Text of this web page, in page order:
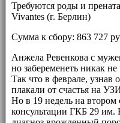
Требуются роды и
Vivantes (г. Берлин)
Сумма к сбору: 863 727
Анжела Ревенкова с
но забеременеть никак не
Так что в феврале, узнав
плакали от счастья на
Но в 19 недель на втором
консультации ГКБ 29 им.